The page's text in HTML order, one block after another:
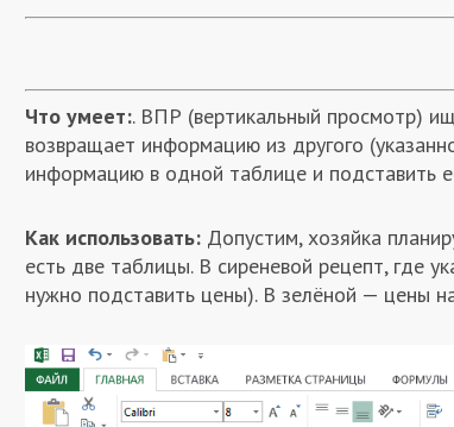
Что умеет:. ВПР (вертикальный просмотр)
возвращает информацию из другого
информацию в одной таблице и подставить
Как использовать: Допустим, хозяйка
есть две таблицы. В сиреневой рецепт, где
нужно подставить цены). В зелёной — цены